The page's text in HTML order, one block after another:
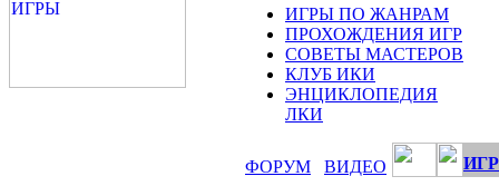
ИГРЫ ПО ЖАНРАМ
ПРОХОЖДЕНИЯ ИГР
СОВЕТЫ МАСТЕРОВ
КЛУБ ИКИ
ЭНЦИКЛОПЕДИЯ
ЛКИ
ФОРУМ ВИДЕО